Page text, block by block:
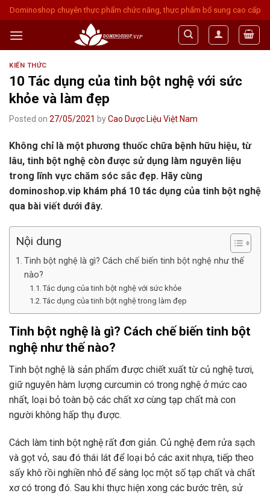
Skip
to
content
Dominoshop chuyên thực phẩm chức năng, thực phẩm bổ sung cao cấp
KIẾN THỨC
10 Tác dụng của tinh bột nghệ với sức
khỏe và làm đẹp
Posted on 27/05/2021 byCao Dược Liệu Việt Nam
Không chỉ là một phương thuốc chữa bệnh hữu hiệu, từ
lâu, tinh bột nghệ còn được sử dụng làm nguyên liệu
trong lĩnh vực chăm sóc sắc đẹp. Hãy cùng
dominoshop.vip khám phá 10 tác dụng của tinh bột nghệ
qua bài viết dưới đây.
Nội dung
Tinh bột nghệ là gì? Cách chế biến tinh bột nghệ như thế
nào?
Tác dụng của tinh bột nghệ với sức khỏe
Tác dụng của tinh bột nghệ trong làm đẹp
Tinh bột nghệ là gì? Cách chế biến tinh bột
nghệ như thế nào?
Tinh bột nghệ là sản phẩm được chiết xuất từ củ nghệ tươi,
giữ nguyên hàm lượng curcumin có trong nghệ ở mức cao
nhất, loại bỏ toàn bộ các chất xơ cùng tạp chất mà con
người không hấp thụ được.
Cách làm tinh bột nghệ rất đơn giản. Củ nghệ đem rửa sạch
và gọt vỏ, sau đó thái lát để loại bỏ các axit nhựa, tiếp theo
sấy khô rồi nghiền nhỏ để sàng lọc một số tạp chất và chất
xơ có trong đó. Sau khi thực hiện xong các bước trên, sử